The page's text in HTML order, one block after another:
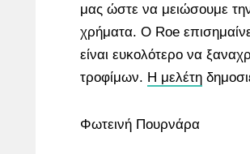
μας ώστε να μειώσουμε
χρήματα. Ο Roe
είναι ευκολότερο να
τροφίμων. Η μελέτη
Φωτεινή Πουρνάρα